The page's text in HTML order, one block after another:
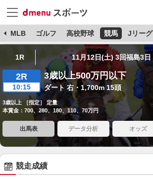
MLB ゴルフ 高校野球 競馬 Jリーグ
1R 11月12日(土) 3回福島3日
2R
10:15
3歳以上500万円以下
ダート 右・1,700m 15頭
3歳以上 ［指定］ 定量
本賞金：700、280、180、110、70万円
出馬表 データ分析 オッズ
競走成績